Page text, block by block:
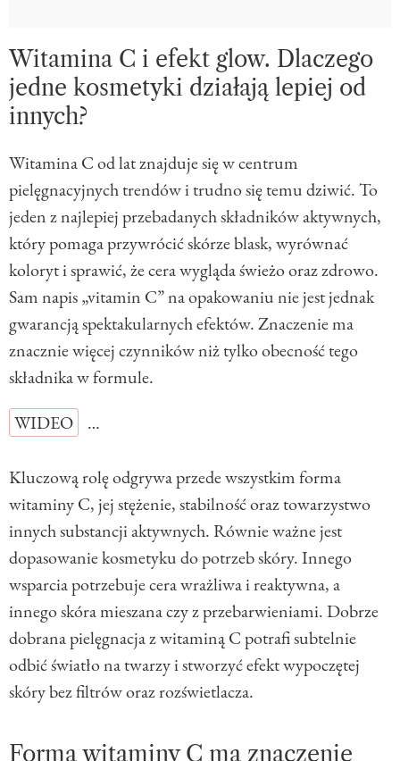
Witamina C i efekt glow. Dlaczego
jedne kosmetyki działają lepiej od
innych?
Witamina C od lat znajduje się w centrum
pielęgnacyjnych trendów i trudno się temu dziwić. To
jeden z najlepiej przebadanych składników aktywnych,
który pomaga przywrócić skórze blask, wyrównać
koloryt i sprawić, że cera wygląda świeżo oraz zdrowo.
Sam napis „vitamin C” na opakowaniu nie jest jednak
gwarancją spektakularnych efektów. Znaczenie ma
znacznie więcej czynników niż tylko obecność tego
składnika w formule.
WIDEO
…
Kluczową rolę odgrywa przede wszystkim forma
witaminy C, jej stężenie, stabilność oraz towarzystwo
innych substancji aktywnych. Równie ważne jest
dopasowanie kosmetyku do potrzeb skóry. Innego
wsparcia potrzebuje cera wrażliwa i reaktywna, a
innego skóra mieszana czy z przebarwieniami. Dobrze
dobrana pielęgnacja z witaminą C potrafi subtelnie
odbić światło na twarzy i stworzyć efekt wypoczętej
skóry bez filtrów oraz rozświetlacza.
Forma witaminy C ma znaczenie